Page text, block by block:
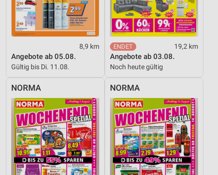
8,9 km
Angebote ab 05.08.
Gültig bis Di. 11.08.
19,2 km
Angebote ab 03.08.
Noch heute gültig
NORMA NORMA